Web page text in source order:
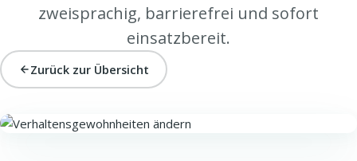
zweisprachig, barrierefrei und sofort
einsatzbereit.
Zurück zur Übersicht